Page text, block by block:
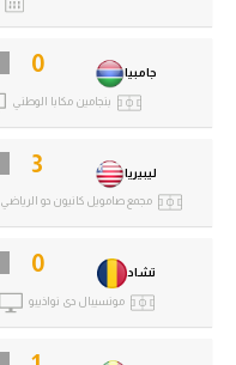
تشاد 0
مونسيبال دى نواذيبو
ليبيريا 3
مجمع صامويل كانيون دو الرياضي
جامبيا 0
بنجامين مكابا الوطني